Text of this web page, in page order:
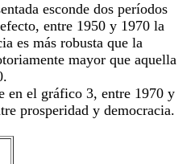
esconde dos períodos
entre 1950 y 1970 la
es más robusta que la
mayor que aquella
en el gráfico 3, entre 1970 y
prosperidad y democracia.